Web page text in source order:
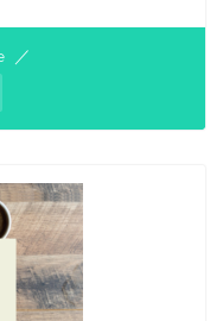
／